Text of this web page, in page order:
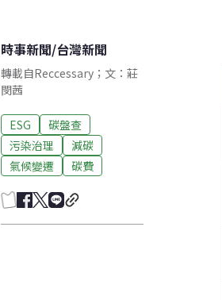
時事新聞/台灣新聞
轉載自Reccessary；文：莊
閔茜
ESG
碳盤查
污染治理
減碳
氣候變遷
碳費